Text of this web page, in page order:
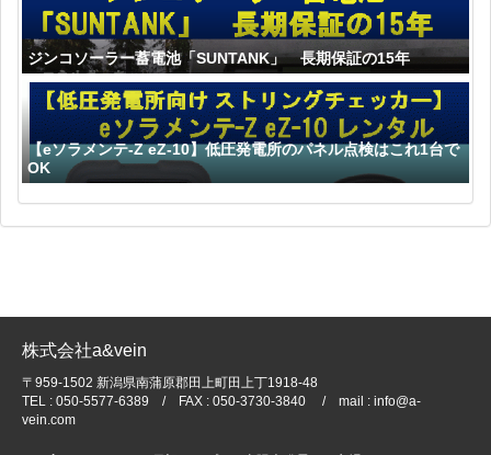
ジンコソーラー蓄電池「SUNTANK」 長期保証の15年
【eソラメンテ-Z eZ-10】低圧発電所のパネル点検はこれ1台で
OK
株式会社a&vein
〒959-1502 新潟県南蒲原郡田上町田上丁1918-48
TEL : 050-5577-6389 / FAX : 050-3730-3840 / mail : info@a-
vein.com